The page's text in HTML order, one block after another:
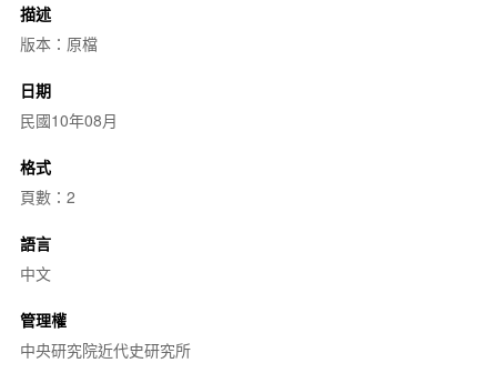
描述
版本：原檔
日期
民國10年08月
格式
頁數：2
語言
中文
管理權
中央研究院近代史研究所